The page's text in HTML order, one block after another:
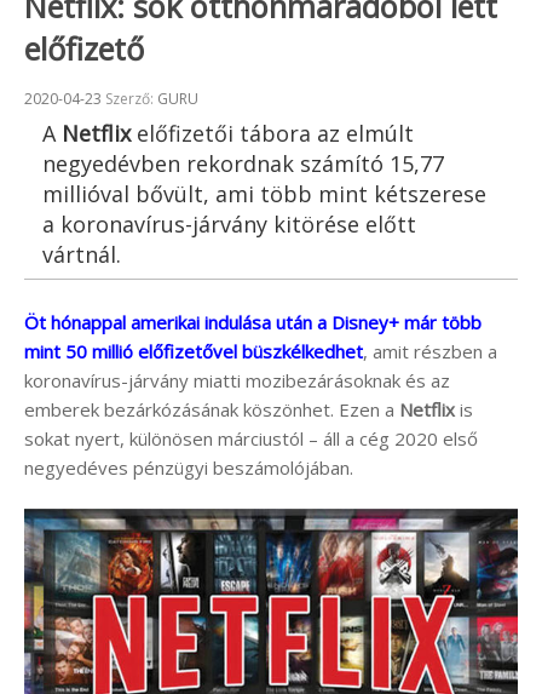
előfizető
Beküldve:
2020-04-23 Szerző: GURU
A Netflixelőfizetői tábora az elmúlt
negyedévben rekordnak számító 15,77
millióval bővült, ami több mint kétszerese
a koronavírus-járvány kitörése előtt
vártnál.
Öt hónappal amerikai indulása után a Disney+ már több
mint 50 millió előfizetővel büszkélkedhet, amit részben a
koronavírus-járvány miatti mozibezárásoknak és az
emberek bezárkózásának köszönhet. Ezen a Netflix is
sokat nyert, különösen márciustól – áll a cég 2020 első
negyedéves pénzügyi beszámolójában.